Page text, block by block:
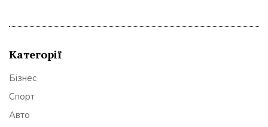
Категорії
Бізнес
Спорт
Авто